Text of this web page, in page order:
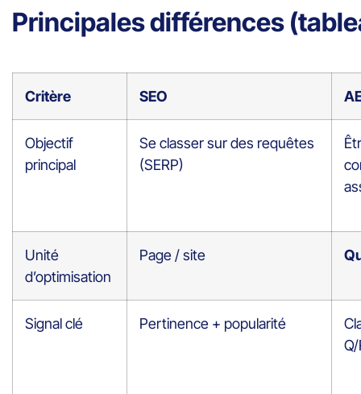
Principales différences
Critère SEO
Objectif
principal
Se classer sur des requêtes
(SERP)
Unité
d’optimisation
Page / site
Signal clé Pertinence + popularité